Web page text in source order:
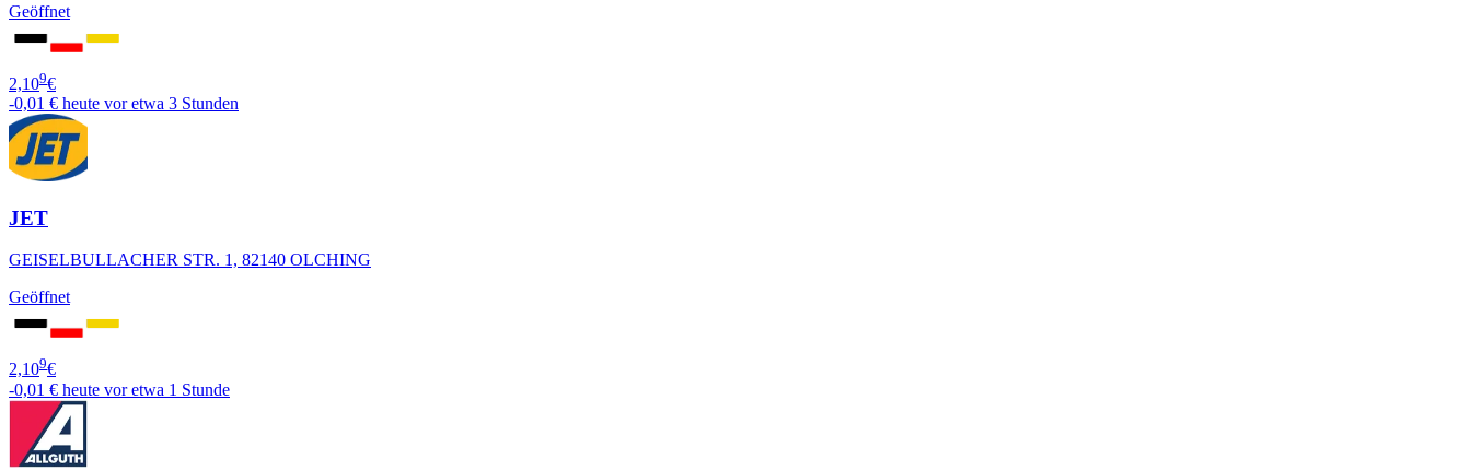
Geöffnet
2,109€
-0,01 € heute vor etwa 3 Stunden
JET
GEISELBULLACHER STR. 1, 82140 OLCHING
Geöffnet
2,109€
-0,01 € heute vor etwa 1 Stunde